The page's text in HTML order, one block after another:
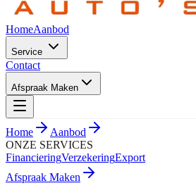
HomeAanbod
Service
Contact
Afspraak Maken
Home
Aanbod
ONZE SERVICES
FinancieringVerzekeringExport
Afspraak Maken